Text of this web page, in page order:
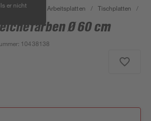
er nicht
/ Holz Arbeitsplatten / Tischplatten /
Ø 60 cm
: 10438138